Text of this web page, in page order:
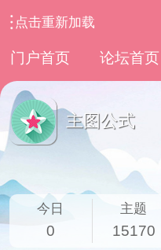
点击重新加载
门户首页 论坛首页
主图公式
今日
0
主题
15170